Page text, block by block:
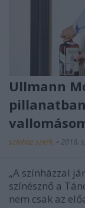
Ullmann
szinhaz szerk. • 2018.
„A színházzal
színésznő a
nem csak az